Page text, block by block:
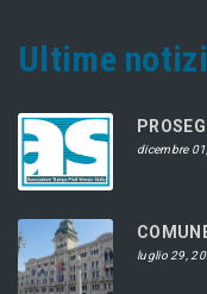
Ultime
dicembre
luglio 29,